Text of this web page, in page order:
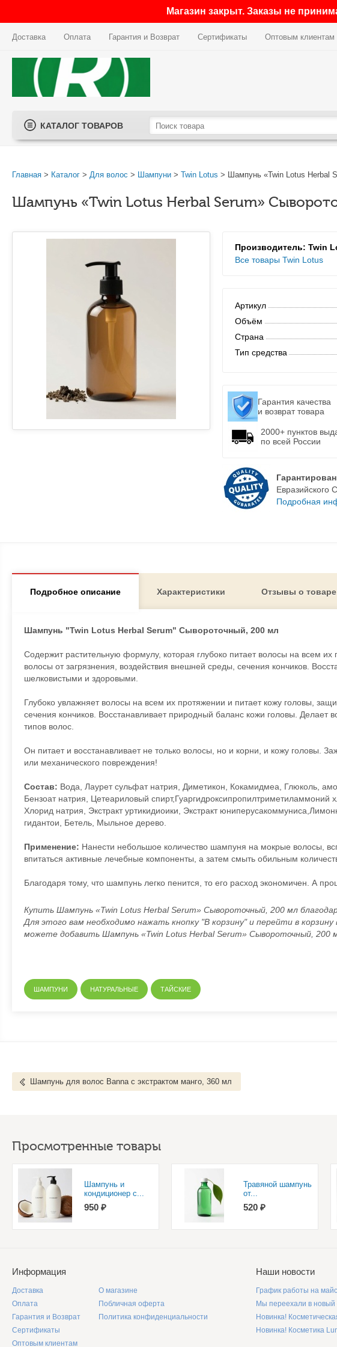
Магазин закрыт. Заказы не
Доставка Оплата Гарантия и Возврат Сертификаты Оптовым клиентам
КАТАЛОГ ТОВАРОВ
Главная > Каталог > Для волос > Шампуни > Twin Lotus > Шампунь «Twin Lotus Herbal
Шампунь «Twin Lotus Herbal Serum»
Производитель: Twin
Все товары Twin Lotus
Артикул
Объём
Страна
Тип средства
Гарантия качества
и возврат товара
2000+ пунктов
по всей России
Евразийского
Подробная
Подробное описание Характеристики Отзывы о товаре
Шампунь "Twin Lotus Herbal Serum" Сывороточный, 200 мл
Содержит растительную формулу, которая глубоко питает волосы на всем
волосы от загрязнения, воздействия внешней среды, сечения кончиков.
шелковистыми и здоровыми.
Глубоко увлажняет волосы на всем их протяжении и питает кожу головы,
сечения кончиков. Восстанавливает природный баланс кожи головы.
типов волос.
Он питает и восстанавливает не только волосы, но и корни, и кожу головы.
или механического повреждения!
Состав: Вода, Лаурет сульфат натрия, Диметикон, Кокамидмеа, Глюколь,
Бензоат натрия, Цетеариловый спирт,Гуаргидроксипропилтриметиламмоний
Хлорид натрия, Экстракт уртикидиоики, Экстракт
гидантои, Бетель, Мыльное дерево.
Применение: Нанести небольшое количество шампуня на мокрые волосы,
впитаться активные лечебные компоненты, а затем смыть обильным
Благодаря тому, что шампунь легко пенится, то его расход экономичен. А
Купить Шампунь «Twin Lotus Herbal Serum» Сывороточный, 200 мл
Для этого вам необходимо нажать кнопку "В корзину" и перейти в
можете добавить Шампунь «Twin Lotus Herbal Serum» Сывороточный, 200
ШАМПУНИ НАТУРАЛЬНЫЕ ТАЙСКИЕ
Шампунь для волос Banna с экстрактом манго, 360 мл
Просмотренные товары
Шампунь и
кондиционер с...
950 ₽
Травяной шампунь
от...
520 ₽
Информация
Доставка
Оплата
Гарантия и Возврат
Сертификаты
Оптовым клиентам
О магазине
Побличная оферта
Политика конфиденциальности
Наши новости
График работы на
Мы переехали в новый
Новинка!
Новинка! Косметика